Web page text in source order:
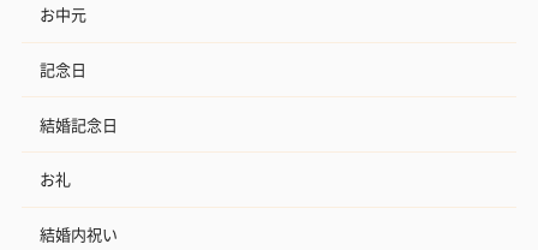
お中元
記念日
結婚記念日
お礼
結婚内祝い